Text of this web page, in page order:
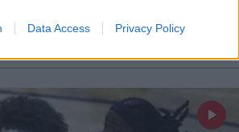
Data Access Privacy Policy
ή Μάλαγα